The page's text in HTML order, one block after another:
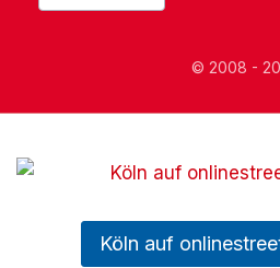
© 2008 -
Köln auf